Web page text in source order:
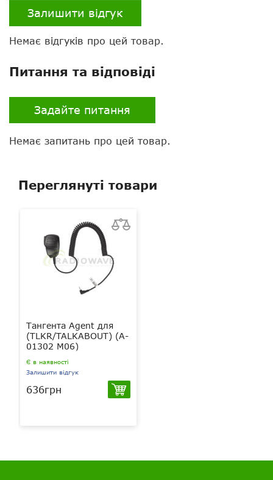
Залишити відгук
Немає відгуків про цей товар.
Питання та відповіді
Задайте питання
Немає запитань про цей товар.
Переглянуті товари
Тангента Agent для
(TLKR/TALKABOUT) (A-
01302 M06)
Є в наявності
Залишити відгук
636грн